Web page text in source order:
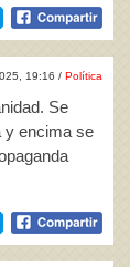
19:16 / Política
Se
y encima se